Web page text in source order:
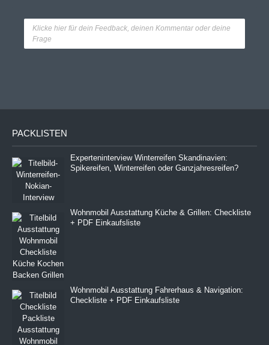
Klicke hier für dein Feedback, deinen Kommentar oder deine
Frage
PACKLISTEN
Experteninterview Winterreifen Skandinavien:
Spikereifen, Winterreifen oder Ganzjahresreifen?
Wohnmobil Ausstattung Küche & Grillen: Checkliste
+ PDF Einkaufsliste
Wohnmobil Ausstattung Fahrerhaus & Navigation:
Checkliste + PDF Einkaufsliste